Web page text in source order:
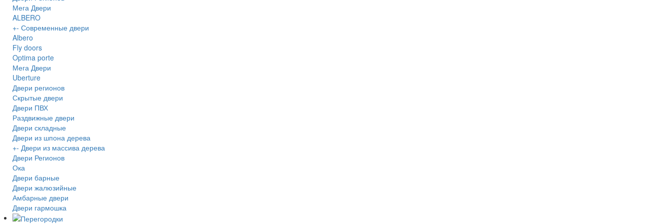
Мега Двери
ALBERO
+- Современные двери
Albero
Fly doors
Optima porte
Мега Двери
Uberture
Двери регионов
Скрытые двери
Двери ПВХ
Раздвижные двери
Двери складные
Двери из шпона дерева
+- Двери из массива дерева
Двери Регионов
Ока
Двери барные
Двери жалюзийные
Амбарные двери
Двери гармошка